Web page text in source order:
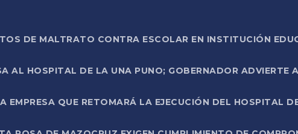
DE MALTRATO CONTRA ESCOLAR EN INSTITUCIÓN
AL HOSPITAL DE LA UNA PUNO; GOBERNADOR ADVIERTE
EMPRESA QUE RETOMARÁ LA EJECUCIÓN DEL HOSPITAL